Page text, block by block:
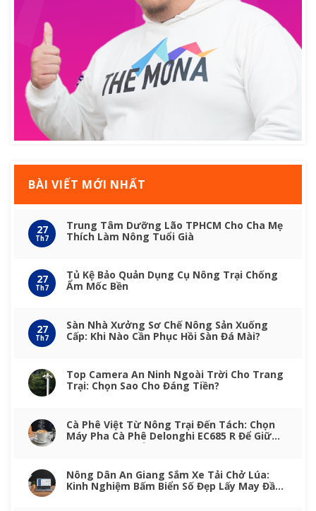
BÀI VIẾT MỚI NHẤT
27
Th7
Trung Tâm Dưỡng Lão TPHCM Cho Cha Mẹ
Thích Làm Nông Tuổi Già
27
Th7
Tủ Kệ Bảo Quản Dụng Cụ Nông Trại Chống
Ẩm Mốc Bền
27
Th7
Sàn Nhà Xưởng Sơ Chế Nông Sản Xuống
Cấp: Khi Nào Cần Phục Hồi Sàn Đá Mài?
Top Camera An Ninh Ngoài Trời Cho Trang
Trại: Chọn Sao Cho Đáng Tiền?
Cà Phê Việt Từ Nông Trại Đến Tách: Chọn
Máy Pha Cà Phê Delonghi EC685 R Để Giữ
Trọn Vị Nông Sản
Nông Dân An Giang Sắm Xe Tải Chở Lúa:
Kinh Nghiệm Bấm Biển Số Đẹp Lấy May Đầu